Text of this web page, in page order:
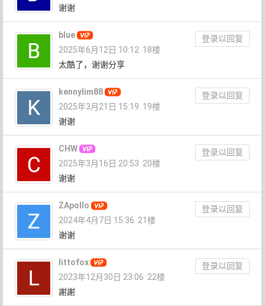
谢谢
blue
登录以回复
2025年6月12日 10:12 18楼
太酷了，谢谢分享
kennylim88
登录以回复
2025年3月21日 15:19 19楼
谢谢
CHW
登录以回复
2025年3月16日 20:53 20楼
谢谢
ZApollo
登录以回复
2024年4月7日 15:36 21楼
谢谢
littofox
登录以回复
2023年12月30日 23:06 22楼
謝謝